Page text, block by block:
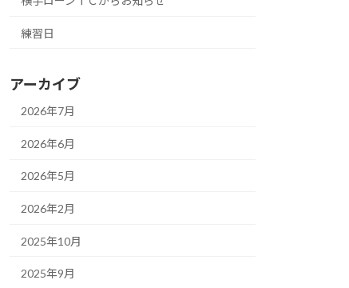
練習日
アーカイブ
2026年7月
2026年6月
2026年5月
2026年2月
2025年10月
2025年9月